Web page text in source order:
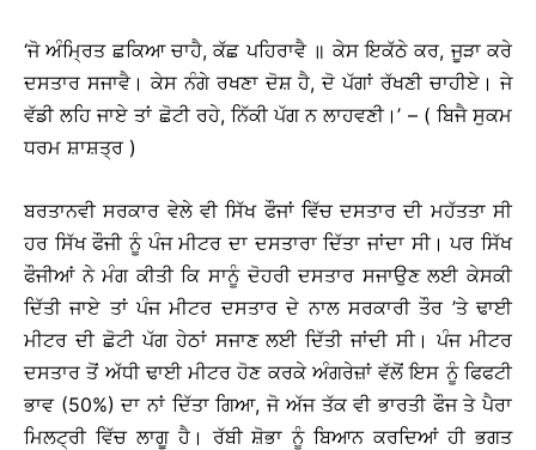
‘ਜੋ ਅੰਮ੍ਰਿਤ ਛਕਿਆ ਚਾਹੈ, ਕੱਛ ਪਹਿਰਾਵੈ ॥ ਕੇਸ ਇਕੱਠੇ ਕਰ, ਜੂੜਾ ਕਰੇ
ਦਸਤਾਰ ਸਜਾਵੈ। ਕੇਸ ਨੰਗੇ ਰਖਣਾ ਦੋਸ਼ ਹੈ, ਦੋ ਪੱਗਾਂ ਰੱਖਣੀ ਚਾਹੀਏ। ਜੇ
ਵੱਡੀ ਲਹਿ ਜਾਏ ਤਾਂ ਛੋਟੀ ਰਹੇ, ਨਿੱਕੀ ਪੱਗ ਨ ਲਾਹਵਣੀ।’ – ( ਬਿਜੈ ਸੁਕਮ
ਧਰਮ ਸ਼ਾਸ਼ਤ੍ਰ )
ਬਰਤਾਨਵੀ ਸਰਕਾਰ ਵੇਲੇ ਵੀ ਸਿੱਖ ਫੌਜਾਂ ਵਿੱਚ ਦਸਤਾਰ ਦੀ ਮਹੱਤਤਾ ਸੀ
ਹਰ ਸਿੱਖ ਫੌਜੀ ਨੂੰ ਪੰਜ ਮੀਟਰ ਦਾ ਦਸਤਾਰਾ ਦਿੱਤਾ ਜਾਂਦਾ ਸੀ। ਪਰ ਸਿੱਖ
ਫੌਜੀਆਂ ਨੇ ਮੰਗ ਕੀਤੀ ਕਿ ਸਾਨੂੰ ਦੋਹਰੀ ਦਸਤਾਰ ਸਜਾਉਣ ਲਈ ਕੇਸਕੀ
ਦਿੱਤੀ ਜਾਏ ਤਾਂ ਪੰਜ ਮੀਟਰ ਦਸਤਾਰ ਦੇ ਨਾਲ ਸਰਕਾਰੀ ਤੌਰ ’ਤੇ ਢਾਈ
ਮੀਟਰ ਦੀ ਛੋਟੀ ਪੱਗ ਹੇਠਾਂ ਸਜਾਣ ਲਈ ਦਿੱਤੀ ਜਾਂਦੀ ਸੀ। ਪੰਜ ਮੀਟਰ
ਦਸਤਾਰ ਤੋਂ ਅੱਧੀ ਢਾਈ ਮੀਟਰ ਹੋਣ ਕਰਕੇ ਅੰਗਰੇਜ਼ਾਂ ਵੱਲੋਂ ਇਸ ਨੂੰ ਫਿਫਟੀ
ਭਾਵ (50%) ਦਾ ਨਾਂ ਦਿੱਤਾ ਗਿਆ, ਜੋ ਅੱਜ ਤੱਕ ਵੀ ਭਾਰਤੀ ਫੌਜ ਤੇ ਪੈਰਾ
ਮਿਲਟ੍ਰੀ ਵਿੱਚ ਲਾਗੂ ਹੈ। ਰੱਬੀ ਸ਼ੋਭਾ ਨੂੰ ਬਿਆਨ ਕਰਦਿਆਂ ਹੀ ਭਗਤ